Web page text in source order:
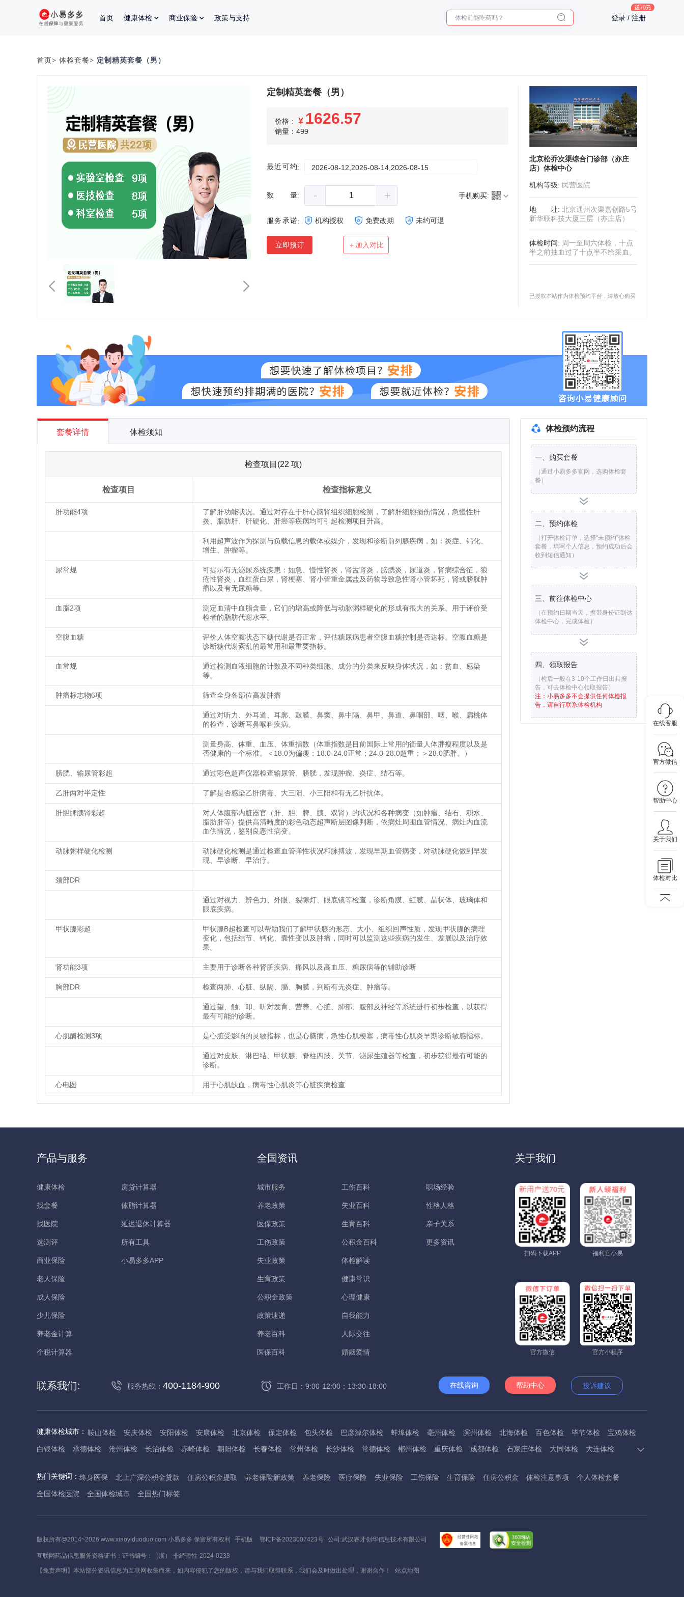
首页 健康体检 商业保险 政策与支持
体检前能吃药吗？
十大理由告诉你为什么要买保险
登录 / 注册
在线客服
官方微信
帮助中心
关于我们
体检对比
首页> 体检套餐> 定制精英套餐（男）
定制精英套餐（男）
价格： ¥ 1626.57
销量：499
最近可约: 2026-08-12,2026-08-14,2026-08-15
数量: - + 手机购买:
服务承诺: 机构授权 免费改期 未约可退
立即预订 ＋加入对比
北京松乔次渠综合门诊部（亦庄
店）体检中心
机构等级: 民营医院
地址: 北京通州次渠嘉创路5号
新华联科技大厦三层（亦庄店）
体检时间: 周一至周六体检，十点
半之前抽血过了十点半不给采血。
已授权本站作为体检预约平台，请放心购买
套餐详情 体检须知
检查项目(22 项)
检查项目 检查指标意义
肝功能4项
了解肝功能状况。通过对存在于肝心脑肾组织细胞检测，了解肝细胞损伤情况，急慢性肝
炎、脂肪肝、肝硬化、肝癌等疾病均可引起检测项目升高。
利用超声波作为探测与负载信息的载体或媒介，发现和诊断前列腺疾病，如：炎症、钙化、
增生、肿瘤等。
尿常规
可提示有无泌尿系统疾患：如急、慢性肾炎，肾盂肾炎，膀胱炎，尿道炎，肾病综合征，狼
疮性肾炎，血红蛋白尿，肾梗塞、肾小管重金属盐及药物导致急性肾小管坏死，肾或膀胱肿
瘤以及有无尿糖等。
血脂2项
测定血清中血脂含量，它们的增高或降低与动脉粥样硬化的形成有很大的关系。用于评价受
检者的脂肪代谢水平。
空腹血糖
评价人体空腹状态下糖代谢是否正常，评估糖尿病患者空腹血糖控制是否达标。空腹血糖是
诊断糖代谢紊乱的最常用和最重要指标。
血常规
通过检测血液细胞的计数及不同种类细胞、成分的分类来反映身体状况，如：贫血、感染
等。
肿瘤标志物6项 筛查全身各部位高发肿瘤
通过对听力、外耳道、耳廓、鼓膜、鼻窦、鼻中隔、鼻甲、鼻道、鼻咽部、咽、喉、扁桃体
的检查，诊断耳鼻喉科疾病。
测量身高、体重、血压、体重指数（体重指数是目前国际上常用的衡量人体胖瘦程度以及是
否健康的一个标准。＜18.0为偏瘦；18.0-24.0正常；24.0-28.0超重；＞28.0肥胖。）
膀胱、输尿管彩超 通过彩色超声仪器检查输尿管、膀胱，发现肿瘤、炎症、结石等。
乙肝两对半定性 了解是否感染乙肝病毒、大三阳、小三阳和有无乙肝抗体。
肝胆脾胰肾彩超
对人体腹部内脏器官（肝、胆、脾、胰、双肾）的状况和各种病变（如肿瘤、结石、积水、
脂肪肝等）提供高清晰度的彩色动态超声断层图像判断，依病灶周围血管情况、病灶内血流
血供情况，鉴别良恶性病变。
动脉粥样硬化检测
动脉硬化检测是通过检查血管弹性状况和脉搏波，发现早期血管病变，对动脉硬化做到早发
现、早诊断、早治疗。
颈部DR
通过对视力、辨色力、外眼、裂隙灯、眼底镜等检查，诊断角膜、虹膜、晶状体、玻璃体和
眼底疾病。
甲状腺彩超
甲状腺B超检查可以帮助我们了解甲状腺的形态、大小、组织回声性质，发现甲状腺的病理
变化，包括结节、钙化、囊性变以及肿瘤，同时可以监测这些疾病的发生、发展以及治疗效
果。
肾功能3项 主要用于诊断各种肾脏疾病、痛风以及高血压、糖尿病等的辅助诊断
胸部DR 检查两肺、心脏、纵隔、膈、胸膜，判断有无炎症、肿瘤等。
通过望、触、叩、听对发育、营养、心脏、肺部、腹部及神经等系统进行初步检查，以获得
最有可能的诊断。
心肌酶检测3项 是心脏受影响的灵敏指标，也是心脑病，急性心肌梗塞，病毒性心肌炎早期诊断敏感指标。
通过对皮肤、淋巴结、甲状腺、脊柱四肢、关节、泌尿生殖器等检查，初步获得最有可能的
诊断。
心电图 用于心肌缺血，病毒性心肌炎等心脏疾病检查
体检预约流程
一、购买套餐
（通过小易多多官网，选购体检套
餐）
二、预约体检
（打开体检订单，选择“未预约”体检
套餐，填写个人信息，预约成功后会
收到短信通知）
三、前往体检中心
（在预约日期当天，携带身份证到达
体检中心，完成体检）
四、领取报告
（检后一般在3-10个工作日出具报
告，可去体检中心领取报告）
注：小易多多不会提供任何体检报
告，请自行联系体检机构
产品与服务
健康体检
找套餐
找医院
选测评
商业保险
老人保险
成人保险
少儿保险
养老金计算
个税计算器
房贷计算器
体脂计算器
延迟退休计算器
所有工具
小易多多APP
全国资讯
城市服务
养老政策
医保政策
工伤政策
失业政策
生育政策
公积金政策
政策速递
养老百科
医保百科
工伤百科
失业百科
生育百科
公积金百科
体检解读
健康常识
心理健康
自我能力
人际交往
婚姻爱情
职场经验
性格人格
亲子关系
更多资讯
关于我们
扫码下载APP 福利官小易
官方微信 官方小程序
联系我们: 服务热线： 400-1184-900 工作日：9:00-12:00；13:30-18:00 在线咨询 帮助中心 投诉建议
健康体检城市： 鞍山体检 安庆体检 安阳体检 安康体检 北京体检 保定体检 包头体检 巴彦淖尔体检 蚌埠体检 亳州体检 滨州体检 北海体检 百色体检 毕节体检
宝鸡体检
白银体检
承德体检 沧州体检 长治体检 赤峰体检 朝阳体检 长春体检 常州体检 长沙体检 常德体检 郴州体检 重庆体检 成都体检 石家庄体检 大同体检
大连体检
抚州体检
佛山体检 防城港体检 赣州体检 广州体检 桂林体检 贵港体检 广元体检 贵阳体检 红河体检 邯郸体检 衡水体检 呼和浩特体检 呼伦贝尔体检
葫芦岛体检
哈尔滨体检
淮安体检 杭州体检 湖州体检
河池体检
海口体检 汉中体检 晋城体检 晋中体检 锦州体检 吉林体检 齐齐哈尔体检 鸡西体检 嘉兴体检 金华体检 景德镇体检 九江体检 吉安体检 济南体检
济宁体检
廊坊体检 临汾体检 辽阳体检 连云港体检
六盘水体检 兰州体检 陇南体检
热门关键词： 终身医保 北上广深公积金贷款 住房公积金提取 养老保险新政策 养老保险 医疗保险 失业保险 工伤保险 生育保险 住房公积金 体检注意事项
个人体检套餐
全国体检医院
全国体检城市 全国热门标签
版权所有@2014~2026 www.xiaoyiduoduo.com 小易多多 保留所有权利 手机版 鄂ICP备2023007423号 公司:武汉睿才创华信息技术有限公司
互联网药品信息服务资格证书：证书编号：（浙）-非经验性-2024-0233
【免责声明】本站部分资讯信息为互联网收集而来，如内容侵犯了您的版权，请与我们取得联系，我们会及时做出处理，谢谢合作！ 站点地图